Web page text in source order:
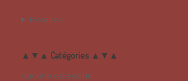
Horaires
▲▼▲ Catégories ▲▼▲
Aucune catégorie